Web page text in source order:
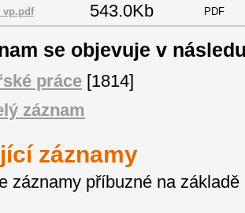
543.0Kb PDF
se objevuje v
práce [1814]
záznam
záznamy
záznamy příbuzné na základě